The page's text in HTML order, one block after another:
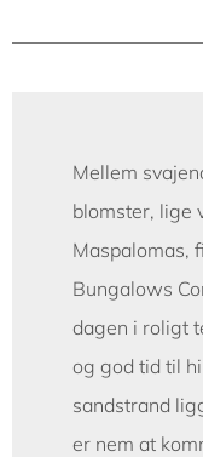
Mellem
blomster, lige
Maspalomas,
Bungalows
dagen i roligt
og god tid til
sandstrand
er nem at